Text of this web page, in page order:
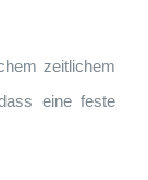
zeitlichem
eine feste